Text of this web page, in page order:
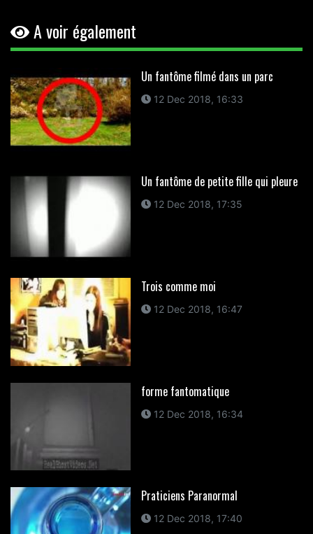
A voir également
Un fantôme filmé dans un parc
12 Dec 2018, 16:33
Un fantôme de petite fille qui pleure
12 Dec 2018, 17:35
Trois comme moi
12 Dec 2018, 16:47
forme fantomatique
12 Dec 2018, 16:34
Praticiens Paranormal
12 Dec 2018, 17:40